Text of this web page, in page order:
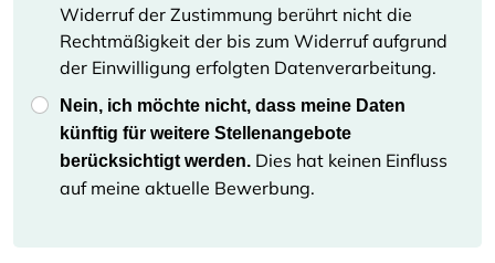
Widerruf der Zustimmung berührt nicht die
Rechtmäßigkeit der bis zum Widerruf aufgrund
der Einwilligung erfolgten Datenverarbeitung.
Nein, ich möchte nicht, dass meine Daten
künftig für weitere Stellenangebote
berücksichtigt werden. Dies hat keinen Einfluss
auf meine aktuelle Bewerbung.